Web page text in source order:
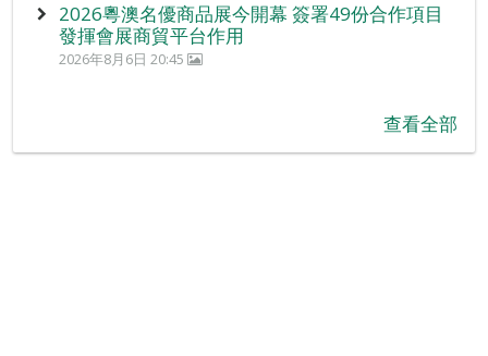
2026粵澳名優商品展今開幕 簽署49份合作項目
發揮會展商貿平台作用
2026年8月6日 20:45
查看全部